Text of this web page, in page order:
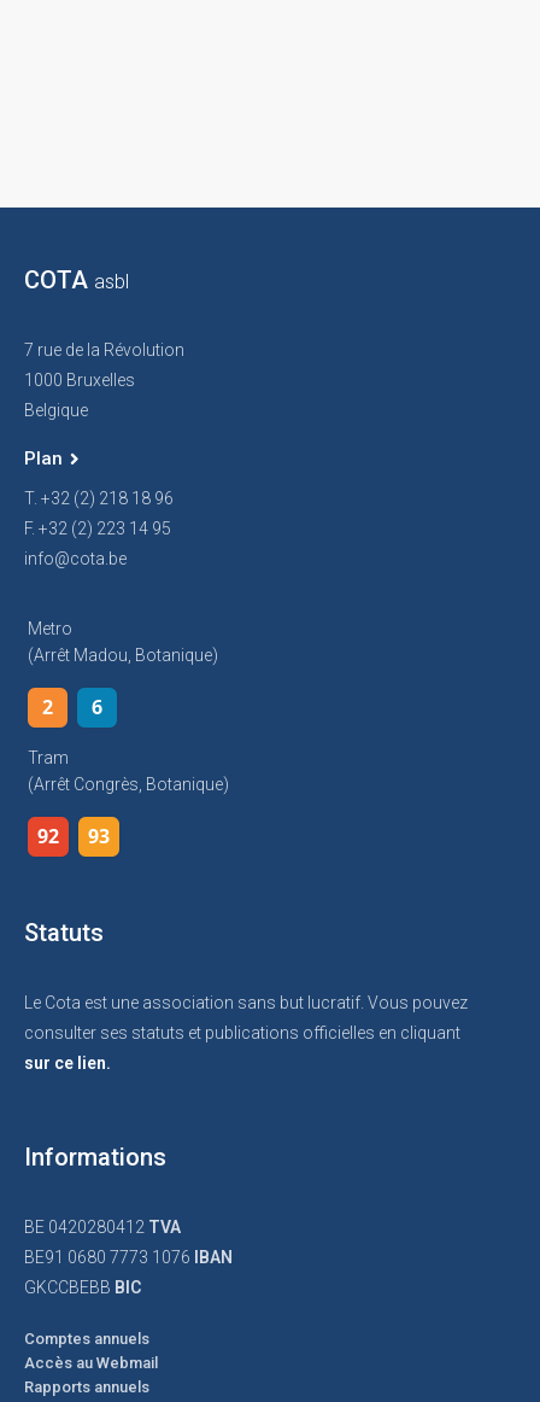
COTA asbl
7 rue de la Révolution
1000 Bruxelles
Belgique
Plan
T. +32 (2) 218 18 96
F. +32 (2) 223 14 95
info@cota.be
Metro
(arrêt Madou, Botanique)
2 6
Tram
(arrêt Congrès, Botanique)
92 93
Statuts
Le Cota est une association sans but lucratif. Vous pouvez
consulter ses statuts et publications officielles en cliquant
sur ce lien.
Informations
BE 0420280412 TVA
BE91 0680 7773 1076
IBAN
GKCCBEBB BIC
Comptes annuels
Accès au Webmail
Rapports annuels